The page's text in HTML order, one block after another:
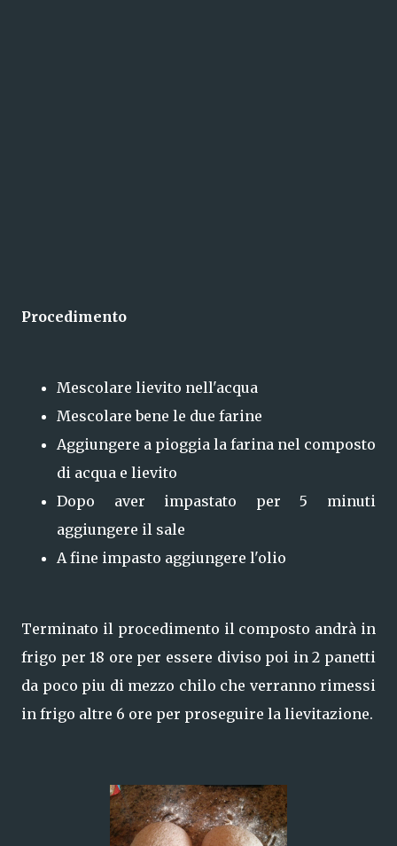
Procedimento
Mescolare lievito nell'acqua
Mescolare bene le due farine
Aggiungere a pioggia la farina nel composto
di acqua e lievito
Dopo aver impastato per 5 minuti
aggiungere il sale
A fine impasto aggiungere l'olio
Terminato il procedimento il composto andrà in
frigo per 18 ore per essere diviso poi in 2 panetti
da poco piu di mezzo chilo che verranno rimessi
in frigo altre 6 ore per proseguire la lievitazione.